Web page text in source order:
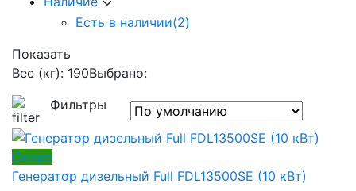
Есть в наличии(2)
Показать
Вес (кг): 190Выбрано:
Фильтры
Скоро
Генератор дизельный Full FDL13500SE (10 кВт)